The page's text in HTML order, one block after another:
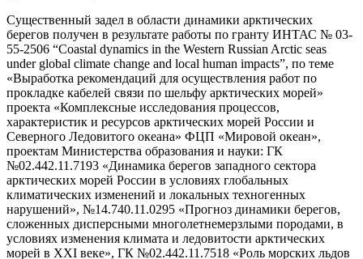
Существенный задел в области динамики арктических
берегов получен в результате работы по гранту ИНТАС № 03-
55-2506 “Coastal dynamics in the Western Russian Arctic seas
under global climate change and local human impacts”, по теме
«Выработка рекомендаций для осуществления работ по
прокладке кабелей связи по шельфу арктических морей»
проекта «Комплексные исследования процессов,
характеристик и ресурсов арктических морей России и
Северного Ледовитого океана» ФЦП «Мировой океан»,
проектам Министерства образования и науки: ГК
№02.442.11.7193 «Динамика берегов западного сектора
арктических морей России в условиях глобальных
климатических изменений и локальных техногенных
нарушений», №14.740.11.0295 «Прогноз динамики берегов,
сложенных дисперсными многолетнемерзлыми породами, в
условиях изменения климата и ледовитости арктических
морей в XXI веке», ГК №02.442.11.7518 «Роль морских льдов